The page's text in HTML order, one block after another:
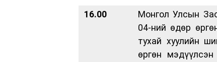
16.00
Монгол Улсын
04-ний өдөр
тухай хуулийн
өргөн